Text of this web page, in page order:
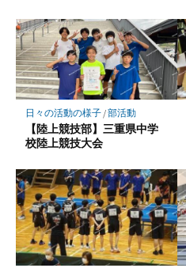
日々の活動の様子/部活動
【陸上競技部】三重県中学
校陸上競技大会